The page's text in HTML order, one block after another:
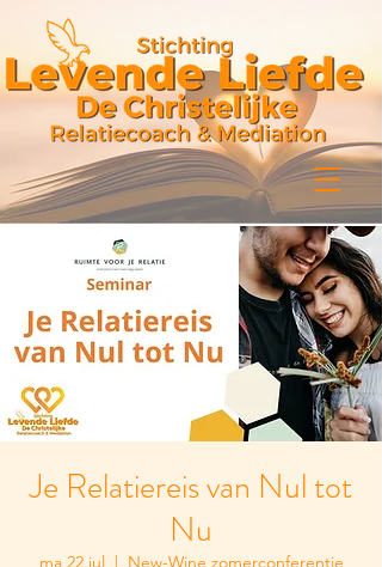
Je Relatiereis van Nul tot
Nu
ma 22 jul
  |
New-Wine zomerconferentie